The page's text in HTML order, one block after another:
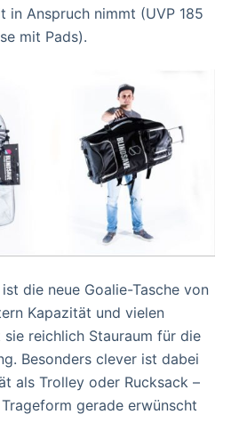
in Anspruch nimmt (UVP 185
mit Pads).
die neue Goalie-Tasche von
Kapazität und vielen
reichlich Stauraum für die
Besonders clever ist dabei
als Trolley oder Rucksack –
gerade erwünscht